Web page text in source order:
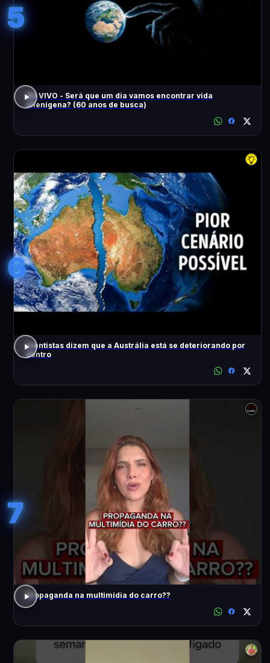
5
AO VIVO - Será que um dia vamos encontrar vida
alienígena? (60 anos de busca)
6
Cientistas dizem que a Austrália está se deteriorando por
dentro
7
Propaganda na multimídia do carro??